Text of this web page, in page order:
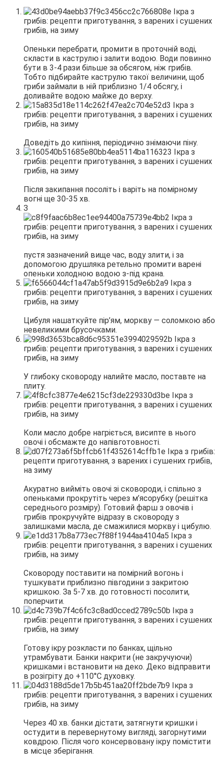
Опеньки перебрати, промити в проточній воді,
скласти в каструлю і залити водою. Води повинно
бути в 3-4 рази більше за обсягом, ніж грибів.
Тобто підбирайте каструлю такої величини, щоб
гриби займали в ній приблизно 1/4 обсягу, і
доливайте водою майже до верху.
Доведіть до кипіння, періодично знімаючи піну.
Після закипання посоліть і варіть на помірному
вогні ще 30-35 хв.
З
пустя зазначений вище час, воду злити, і за
допомогою друшляка ретельно промити варені
опеньки холодною водою з-під крана.
Цибуля нашаткуйте пір’ям, моркву — соломкою або
невеликими брусочками.
У глибоку сковороду налийте масло, поставте на
плиту.
Коли масло добре нагріється, висипте в нього
овочі і обсмажте до напівготовності.
Акуратно вийміть овочі зі сковороди, і спільно з
опеньками прокрутіть через м’ясорубку (решітка
середнього розміру). Готовий фарш з овочів і
грибів прокручуйте відразу в сковороду з
залишками масла, де смажилися моркву і цибулю.
Сковороду поставити на помірний вогонь і
тушкувати приблизно півгодини з закритою
кришкою. За 5-7 хв. до готовності посолити,
поперчити.
Готову ікру розкласти по банках, щільно
утрамбувати. Банки накрити (не закручуючи)
кришками і встановити на деко. Деко відправити
в розігріту до +110°С духовку.
Через 40 хв. банки дістати, затягнути кришки і
остудити в перевернутому вигляді, загорнутими
ковдрою. Після чого консервовану ікру помістити
в місце зберігання.